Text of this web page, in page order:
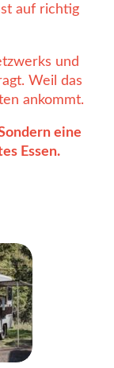
auf richtig
und
Weil das
ankommt.
eine
Essen.